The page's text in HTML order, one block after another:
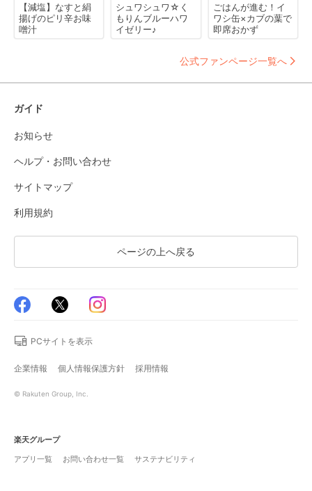
【減塩】なすと絹
揚げのピリ辛お味
噌汁
シュワシュワ☆く
もりんブルーハワ
イゼリー♪
ごはんが進む！イ
ワシ缶×カブの葉で
即席おかず
公式ファンページ一覧へ
ガイド
お知らせ
ヘルプ・お問い合わせ
サイトマップ
利用規約
ページの上へ戻る
PCサイトを表示
企業情報 個人情報保護方針 採用情報
© Rakuten Group, Inc.
楽天グループ
アプリ一覧
お問い合わせ一覧 サステナビリティ